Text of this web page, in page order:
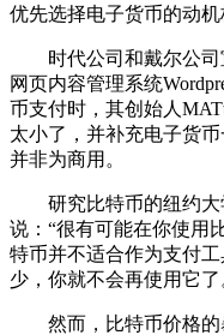
优先选择电子货币的动机
时代公司和戴尔公司
网页内容管理系统
币支付时，其创始人
太小了，并补充电子货
并非为商用。
研究比特币的纽约大
说：“很有可能在你使用
特币并不适合作为支付
少，你就不会再使用它了
然而，比特币价格的